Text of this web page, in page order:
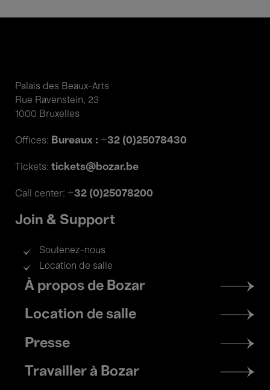
Palais des Beaux-Arts
Rue Ravenstein, 23
1000 Bruxelles
Offices: Bureaux : +32 (0)25078430
Tickets: tickets@bozar.be
Call center: +32 (0)25078200
Join & Support
Soutenez-nous
Location de salle
Footer
menu
À propos de Bozar
Location de salle
Presse
Travailler à Bozar